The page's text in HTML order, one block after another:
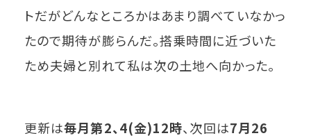
トだがどんなところかはあまり調べていなかっ
たので期待が膨らんだ。搭乗時間に近づいた
ため夫婦と別れて私は次の土地へ向かった。
更新は毎月第2、4(金)12時、次回は7月26